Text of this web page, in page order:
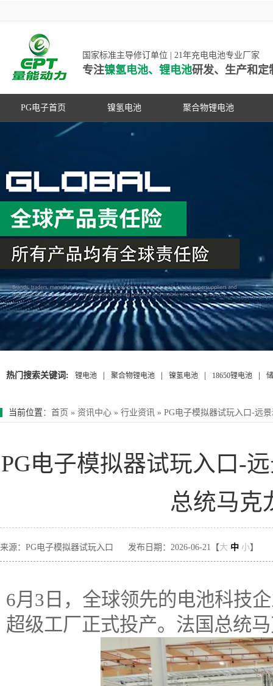
国家标准主导修订单位 | 21年充电电池专业厂家
专注镍氢电池、锂电池研发、生产和定
PG电子首页 镍氢电池 聚合物锂电池
高容量镍氢电池
超低自放电镍氢电池
动力镍氢电池
常规镍氢电池
PG游戏官网是镍氢电池国家标准主导
修订单位，并参与多项锂电池行业国
家标准的制定
热门搜索关键词: 锂电池 聚合物锂电池 镍氢电池 18650锂电池
当前位置 ： 首页 » 资讯中心 » 行业资讯 » PG电子模拟器试玩入口-远
PG电子模拟器试玩入口-
总统马克
来源：PG电子模拟器试玩入口 发布日期：2026-06-21【大 中 小】
6月3日，全球领先的电池科技
超级工厂正式投产。法国总统